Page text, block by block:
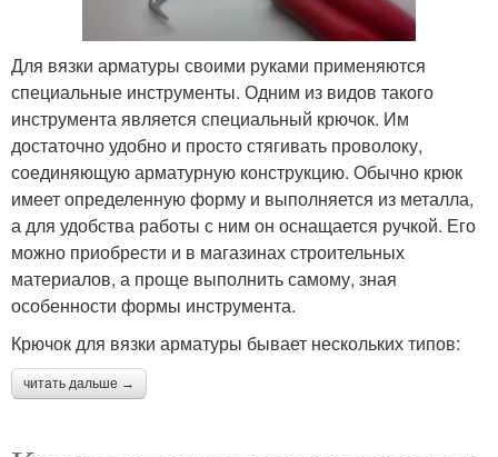
Для вязки арматуры своими руками применяются
специальные инструменты. Одним из видов такого
инструмента является специальный крючок. Им
достаточно удобно и просто стягивать проволоку,
соединяющую арматурную конструкцию. Обычно крюк
имеет определенную форму и выполняется из металла,
а для удобства работы с ним он оснащается ручкой. Его
можно приобрести и в магазинах строительных
материалов, а проще выполнить самому, зная
особенности формы инструмента.
Крючок для вязки арматуры бывает нескольких типов:
читать дальше →